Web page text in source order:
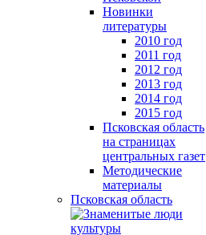
Новинки
литературы
2010 год
2011 год
2012 год
2013 год
2014 год
2015 год
Псковская область
на страницах
центральных газет
Методические
материалы
Псковская область